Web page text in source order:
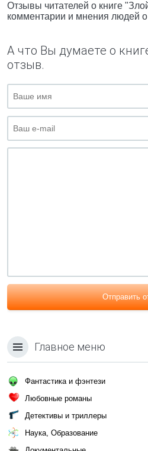
Отзывы читателей о книге
комментарии и мнения людей
А что Вы думаете о
отзыв.
Отправить
Главное меню
Фантастика и фэнтези
Любовные романы
Детективы и триллеры
Наука, Образование